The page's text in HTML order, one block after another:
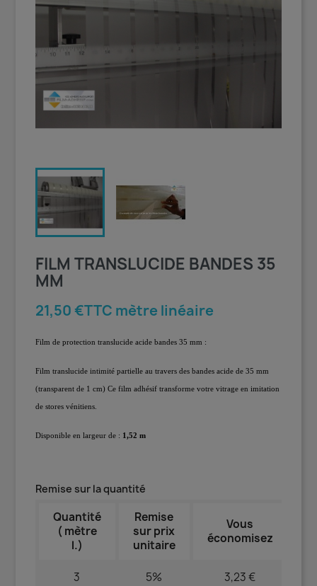
FILM TRANSLUCIDE BANDES 35
MM
21,50 €TTC mètre linéaire
Film de protection translucide acide bandes 35 mm :
Film translucide intimité partielle au travers des bandes acide de 35 mm
(transparent de 1 cm) Ce film adhésif transforme votre vitrage en imitation
de stores vénitiens.
Disponible en largeur de : 1,52 m
Remise sur la quantité
Quantité
( mètre
l.)
Remise
sur prix
unitaire
Vous
économisez
3 5% 3,23 €